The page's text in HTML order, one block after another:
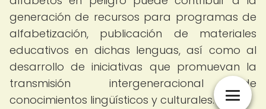
generación de recursos para programas de
alfabetización, publicación de materiales
educativos en dichas lenguas, así como al
desarrollo de iniciativas que promuevan la
transmisión intergeneracional de
conocimientos lingüísticos y culturales.